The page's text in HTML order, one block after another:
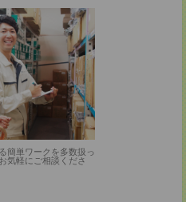
簡単ワークを多数扱っ
気軽にご相談くださ